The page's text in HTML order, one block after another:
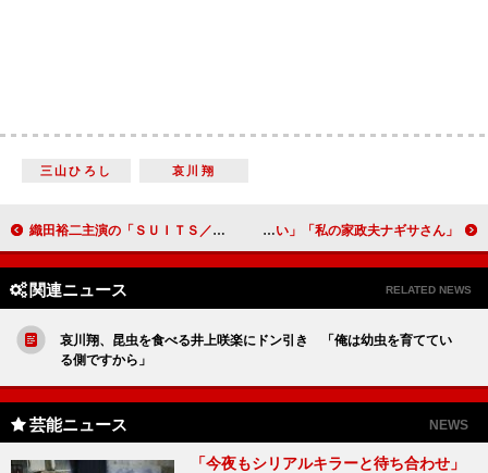
三山ひろし 哀川翔
織田裕二主演の「ＳＵＩＴＳ／スーツ２」が放送再開 恋する中島裕翔の演技に「かわいくて胸キュン」 「私の家政夫ナギサさん」瀬戸康史の“あごクイ”に大反響 「キュンキュンが止まらない」
関連ニュース RELATED NEWS
哀川翔、昆虫を食べる井上咲楽にドン引き 「俺は幼虫を育ててい
る側ですから」
芸能ニュース NEWS
「今夜もシリアルキラーと待ち合わせ」